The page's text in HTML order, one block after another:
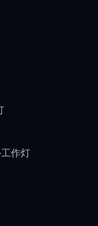
作灯